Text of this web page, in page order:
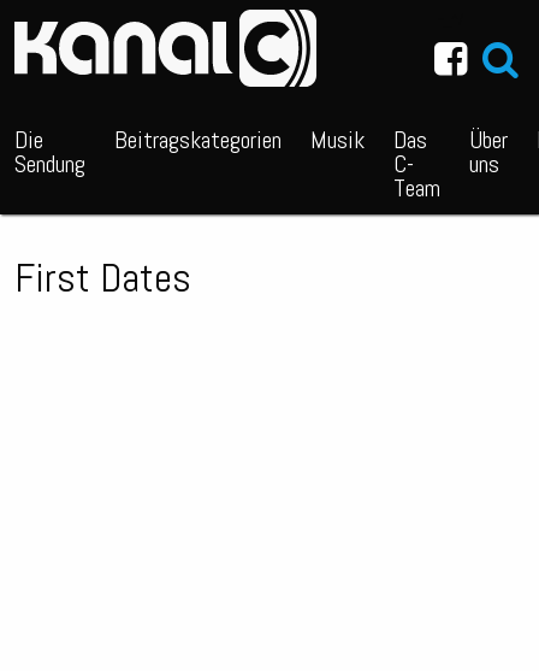
Die
Sendung
Beitragskategorien Musik Das
C-
Team
Über
uns
First Dates